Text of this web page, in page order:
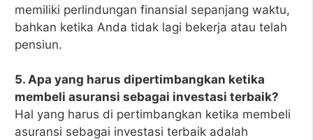
memiliki perlindungan finansial sepanjang waktu,
bahkan ketika Anda tidak lagi bekerja atau telah
pensiun.
5. Apa yang harus dipertimbangkan ketika
membeli asuransi sebagai investasi terbaik?
Hal yang harus di pertimbangkan ketika membeli
asuransi sebagai investasi terbaik adalah